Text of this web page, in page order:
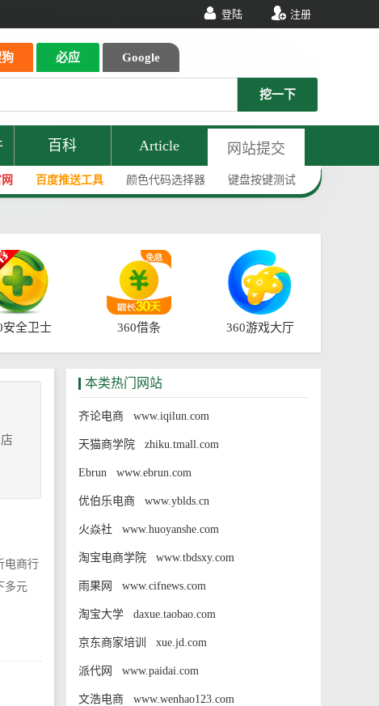
登陆 注册
必应 Google
挖一下
百科 Article 网站提交
百度推送工具 颜色代码选择器 键盘按键测试
安全卫士 360借条 360游戏大厅
电商行
多元
本类热门网站
齐论电商 www.iqilun.com
天猫商学院 zhiku.tmall.com
Ebrun www.ebrun.com
优伯乐电商 www.yblds.cn
火焱社 www.huoyanshe.com
淘宝电商学院 www.tbdsxy.com
雨果网 www.cifnews.com
淘宝大学 daxue.taobao.com
京东商家培训 xue.jd.com
派代网 www.paidai.com
文浩电商 www.wenhao123.com